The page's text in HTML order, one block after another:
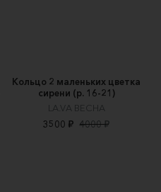
Кольцо 2 маленьких цветка
сирени (р. 16-21)
LA.VA ВЕСНА
3500 ₽ 4000 ₽